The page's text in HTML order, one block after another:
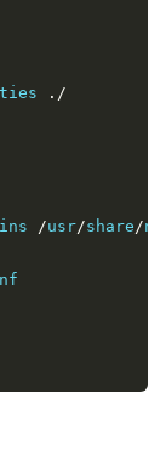
./
/usr/share/